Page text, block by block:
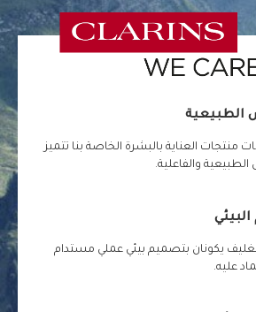
الطبيعية
منتجات العناية بالبشرة الخاصة بنا تتميز
والفاعلية.
يكونان بتصميم بيئي عملي مستدام
عليه.